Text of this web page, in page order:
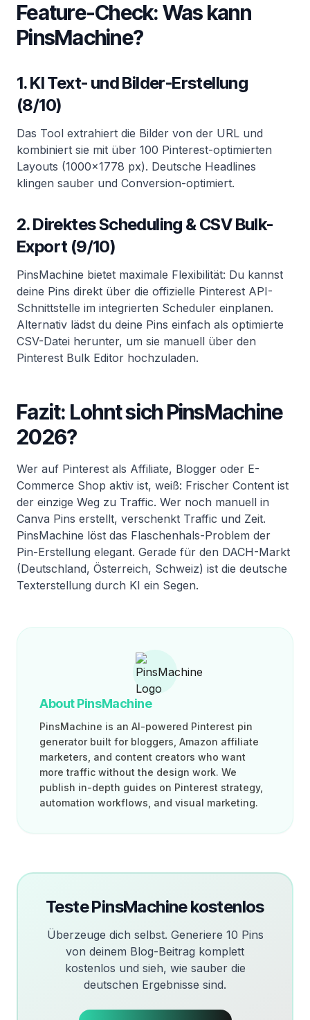
Feature-Check: Was kann
PinsMachine?
1. KI Text- und Bilder-Erstellung
(8/10)
Das Tool extrahiert die Bilder von der URL und
kombiniert sie mit über 100 Pinterest-optimierten
Layouts (1000×1778 px). Deutsche Headlines
klingen sauber und Conversion-optimiert.
2. Direktes Scheduling & CSV Bulk-
Export (9/10)
PinsMachine bietet maximale Flexibilität: Du kannst
deine Pins direkt über die offizielle Pinterest API-
Schnittstelle im integrierten Scheduler einplanen.
Alternativ lädst du deine Pins einfach als optimierte
CSV-Datei herunter, um sie manuell über den
Pinterest Bulk Editor hochzuladen.
Fazit: Lohnt sich PinsMachine
2026?
Wer auf Pinterest als Affiliate, Blogger oder E-
Commerce Shop aktiv ist, weiß: Frischer Content ist
der einzige Weg zu Traffic. Wer noch manuell in
Canva Pins erstellt, verschenkt Traffic und Zeit.
PinsMachine löst das Flaschenhals-Problem der
Pin-Erstellung elegant. Gerade für den DACH-Markt
(Deutschland, Österreich, Schweiz) ist die deutsche
Texterstellung durch KI ein Segen.
About PinsMachine
PinsMachine is an AI-powered Pinterest pin
generator built for bloggers, Amazon affiliate
marketers, and content creators who want
more traffic without the design work. We
publish in-depth guides on Pinterest strategy,
automation workflows, and visual marketing.
Teste PinsMachine kostenlos
Überzeuge dich selbst. Generiere 10 Pins
von deinem Blog-Beitrag komplett
kostenlos und sieh, wie sauber die
deutschen Ergebnisse sind.